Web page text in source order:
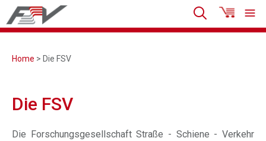
Home > Die FSV
Die FSV
Die Forschungsgesellschaft Straße - Schiene - Verkehr